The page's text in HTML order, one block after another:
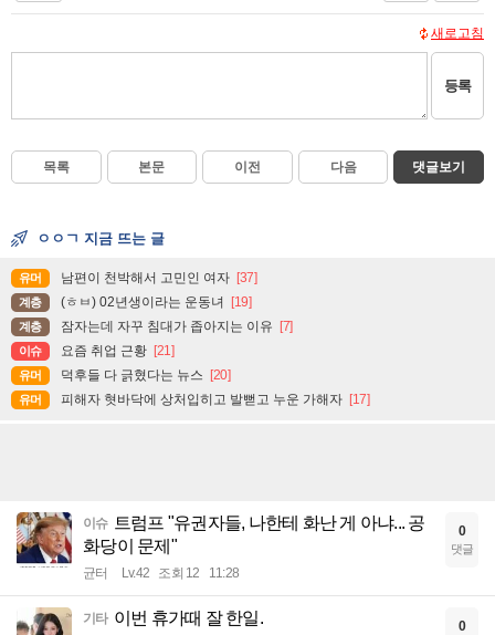
새로고침
등록
목록 본문 이전 다음 댓글보기
ㅇㅇㄱ 지금 뜨는 글
유머 남편이 천박해서 고민인 여자 [37]
계층 (ㅎㅂ) 02년생이라는 운동녀 [19]
계층 잠자는데 자꾸 침대가 좁아지는 이유 [7]
이슈 요즘 취업 근황 [21]
유머 덕후들 다 긁혔다는 뉴스 [20]
유머 피해자 혓바닥에 상처입히고 발뻗고 누운 가해자 [17]
이슈
트럼프 "유권자들, 나한테 화난 게 아냐... 공
화당이 문제"
균터 Lv.42 조회 12 11:28
0
댓글
기타 이번 휴가때 잘 한일. 0